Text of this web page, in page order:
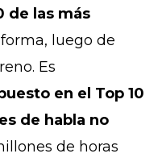
de las más
luego de
Es
en el Top 10
de habla no
de horas